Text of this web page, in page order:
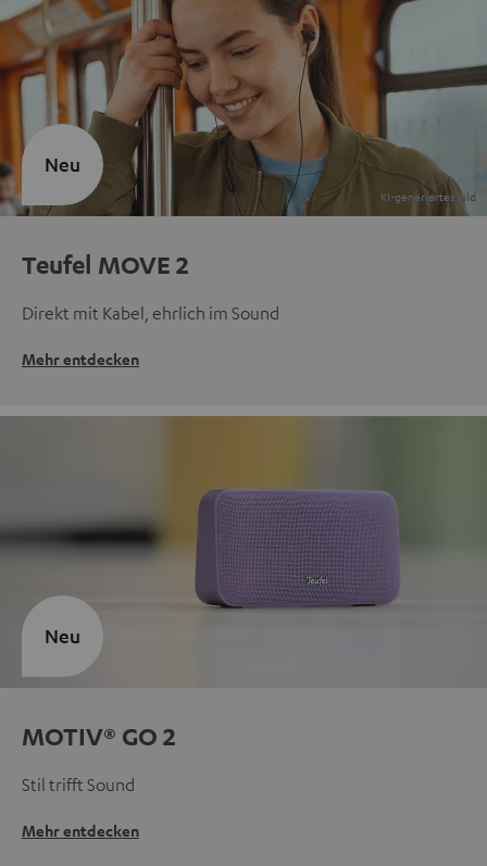
Teufel MOVE 2
Direkt mit Kabel, ehrlich im Sound
Mehr entdecken
Neu
MOTIV® GO 2
Stil trifft Sound
Mehr entdecken
Neu